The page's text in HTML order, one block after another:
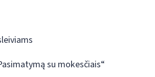
su mokesčiais“